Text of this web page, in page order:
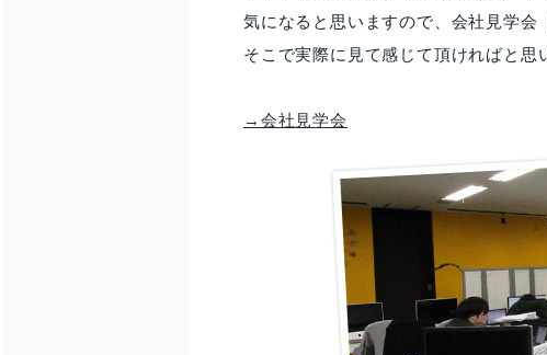
気になると思いますので、会社見学会
そこで実際に見て感じて頂ければと
→会社見学会